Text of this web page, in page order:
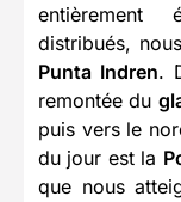
entièrement
distribués,
Punta Indren.
remontée du
puis vers le
du jour est la
que nous